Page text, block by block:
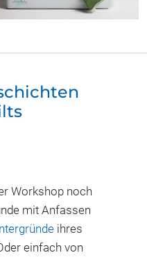
Workshop noch
mit Anfassen
ihres
einfach von